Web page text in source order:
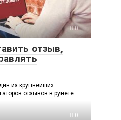
0
отзыв,
из крупнейших
отзывов в рунете.
0